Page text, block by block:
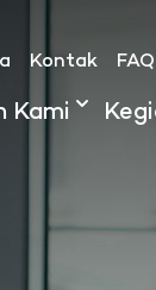
Kontak FAQ
Kami